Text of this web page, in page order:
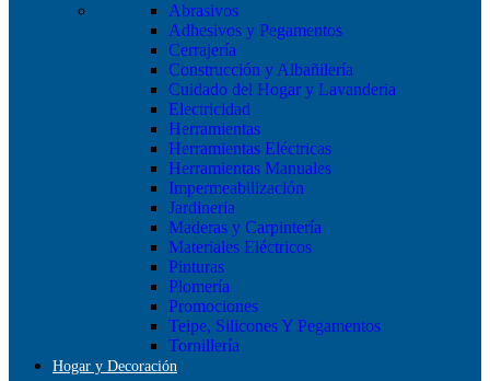
Abrasivos
Adhesivos y Pegamentos
Cerrajería
Construcción y Albañilería
Cuidado del Hogar y Lavanderia
Electricidad
Herramientas
Herramientas Eléctricas
Herramientas Manuales
Impermeabilización
Jardineria
Maderas y Carpintería
Materiales Eléctricos
Pinturas
Plomería
Promociones
Teipe, Silicones Y Pegamentos
Tornillería
Hogar y Decoración